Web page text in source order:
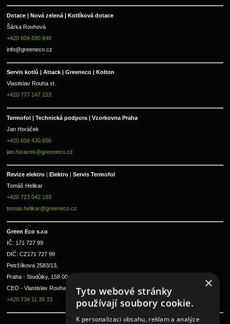
Dotace | Nová zelená | Kotlíková dotace
Šárka Rouhová
+420 604 690 848
info@greeneco.cz
Servis kotlů | Attack | Greeneco | Kolton
Vlastislav Rouha st.
+420 777 147 153
Termofol | Technická podpora | Vzorkovna Praha
Jan Horáček
+420 604 430 656
jan.horacek@greeneco.cz
Revize elektro Elektro
Servis Termofol
Tomáš Helikar
+420 723 042 193
tomas.helikar@greeneco.cz
Green Eco s.r.o
IČ: 171 727 99
DIČ: CZ171 727 99
Petržílkova 2583/13,
Praha - Stodůlky, 158 00
CEO - Vlastislav Rouha ml.
+420 734 11 39 33
×
Tyto webové stránky
používají soubory cookie.
K personalizaci obsahu, reklam a analýze